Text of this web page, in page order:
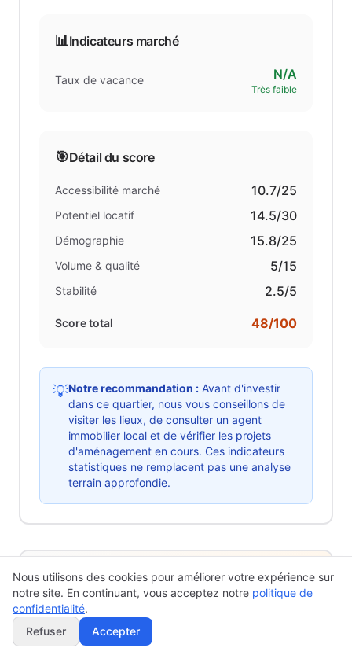
📊Indicateurs marché
Taux de vacance N/A
Très faible
🎯Détail du score
Accessibilité marché 10.7/25
Potentiel locatif 14.5/30
Démographie 15.8/25
Volume & qualité 5/15
Stabilité 2.5/5
Score total 48/100
💡Notre recommandation : Avant d'investir
dans ce quartier, nous vous conseillons de
visiter les lieux, de consulter un agent
immobilier local et de vérifier les projets
d'aménagement en cours. Ces indicateurs
statistiques ne remplacent pas une analyse
terrain approfondie.
6 Z.A. Bouché Thomas
IRISIRIS_490071109
50/100
Nous utilisons des cookies pour améliorer votre expérience sur
notre site. En continuant, vous acceptez notre politique de
confidentialité.
Refuser
Accepter